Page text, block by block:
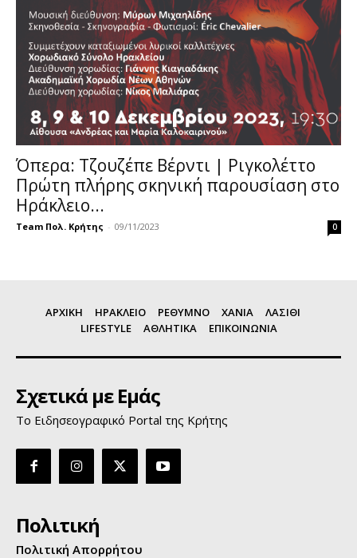
Όπερα: Τζουζέπε Βέρντι | Ριγκολέττο
Πρώτη πλήρης σκηνική παρουσίαση στο
Ηράκλειο...
Team Πολ. Κρήτης - 09/11/2023 0
ΑΡΧΙΚΗ ΗΡΑΚΛΕΙΟ ΡΕΘΥΜΝΟ ΧΑΝΙΑ
ΛΑΣΙΘΙ
LIFESTYLE
ΑΘΛΗΤΙΚΑ ΕΠΙΚΟΙΝΩΝΙΑ
Σχετικά με Εμάς
Το Ειδησεογραφικό Portal της Κρήτης
Πολιτική
Πολιτική Απορρήτου